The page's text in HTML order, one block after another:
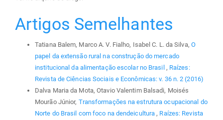
Artigos Semelhantes
Tatiana Balem, Marco A. V. Fialho, Isabel C. L. da Silva, O
papel da extensão rural na construção do mercado
institucional da alimentação escolar no Brasil , Raízes:
Revista de Ciências Sociais e Econômicas: v. 36 n. 2 (2016)
Dalva Maria da Mota, Otavio Valentim Balsadi, Moisés
Mourão Júnior, Transformações na estrutura ocupacional do
Norte do Brasil com foco na dendeicultura, Raízes: Revista